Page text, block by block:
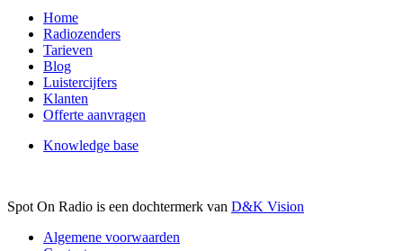
Home
Radiozenders
Tarieven
Blog
Luistercijfers
Klanten
Offerte aanvragen
Knowledge base
Spot On Radio is een dochtermerk van D&K Vision
Algemene voorwaarden